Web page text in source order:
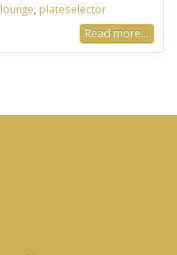
lounge plateselector
Read more...